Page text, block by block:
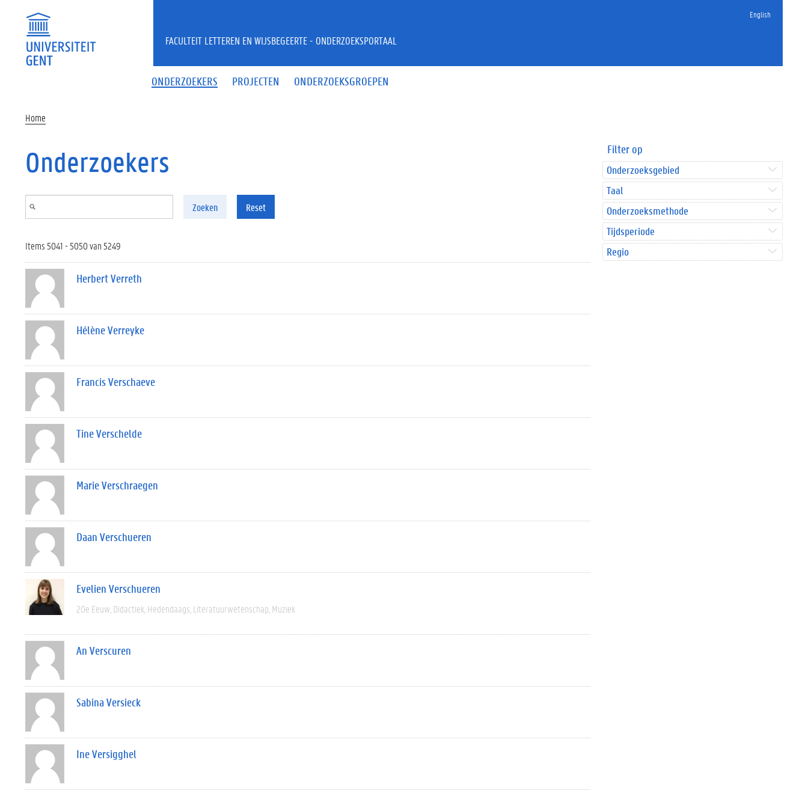
English
ONDERZOEKERS PROJECTEN ONDERZOEKSGROEPEN
FACULTEIT LETTEREN EN WIJSBEGEERTE - ONDERZOEKSPORTAAL
Home
Onderzoekers
Zoeken Reset
Items 5041 - 5050 van 5249
Herbert Verreth
Hélène Verreyke
Francis Verschaeve
Tine Verschelde
Marie Verschraegen
Daan Verschueren
Evelien Verschueren
20e Eeuw Didactiek Hedendaags Literatuurwetenschap Muziek
An Verscuren
Sabina Versieck
Ine Versigghel
Filter op
Onderzoeksgebied
Taal
Onderzoeksmethode
Tijdsperiode
Regio